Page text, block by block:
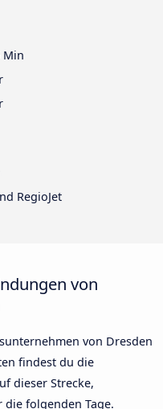
Min
RegioJet
von
von Dresden
findest du die
dieser Strecke,
die folgenden Tage.